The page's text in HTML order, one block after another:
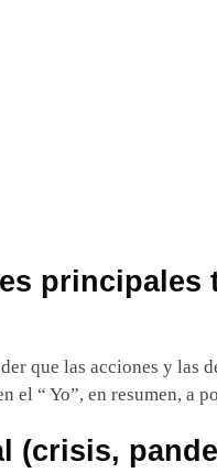
principales
que las acciones y las
el “ Yo”, en resumen, a
(crisis,